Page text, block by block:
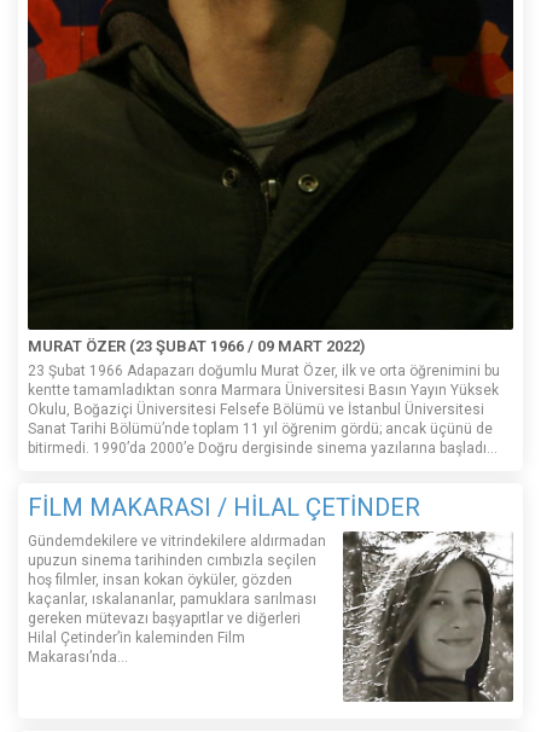
MURAT ÖZER (23 ŞUBAT 1966 / 09 MART 2022)
23 Şubat 1966 Adapazarı doğumlu Murat Özer, ilk ve orta öğrenimini bu
kentte tamamladıktan sonra Marmara Üniversitesi Basın Yayın Yüksek
Okulu, Boğaziçi Üniversitesi Felsefe Bölümü ve İstanbul Üniversitesi
Sanat Tarihi Bölümü’nde toplam 11 yıl öğrenim gördü; ancak üçünü de
bitirmedi. 1990’da 2000’e Doğru dergisinde sinema yazılarına başladı...
FİLM MAKARASI / HİLAL ÇETİNDER
Gündemdekilere ve vitrindekilere aldırmadan
upuzun sinema tarihinden cımbızla seçilen
hoş filmler, insan kokan öyküler, gözden
kaçanlar, ıskalananlar, pamuklara sarılması
gereken mütevazı başyapıtlar ve diğerleri
Hilal Çetinder’in kaleminden Film
Makarası’nda…